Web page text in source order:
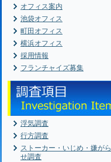
オフィス案内
池袋オフィス
町田オフィス
横浜オフィス
採用情報
フランチャイズ募集
浮気調査
行方調査
ストーカー・いじめ・嫌がら
せ調査